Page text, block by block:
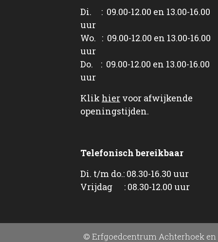
Di. : 09.00-12.00 en 13.00-16.00
uur
Wo. : 09.00-12.00 en 13.00-16.00
uur
Do. : 09.00-12.00 en 13.00-16.00
uur
Klik hier voor afwijkende
openingstijden.
Telefonisch bereikbaar
Di. t/m do.: 08.30-16.30 uur
Vrijdag : 08.30-12.00 uur
© Erfgoedcentrum Achterhoek en